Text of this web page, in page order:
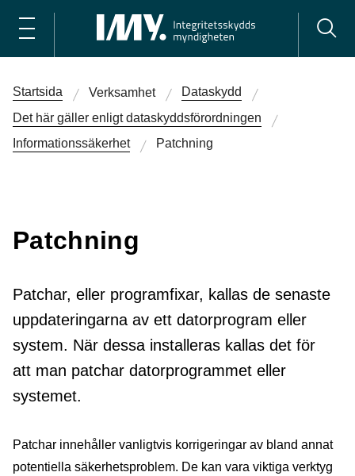
Startsida Verksamhet
Dataskydd
Det här gäller enligt dataskydds­förordningen
Informations­säkerhet
Patchning
Patchning
Patchar, eller programfixar, kallas de senaste
uppdateringarna av ett datorprogram eller
system. När dessa installeras kallas det för
att man patchar datorprogrammet eller
systemet.
Patchar innehåller vanligtvis korrigeringar av bland annat
potentiella säkerhetsproblem. De kan vara viktiga verktyg